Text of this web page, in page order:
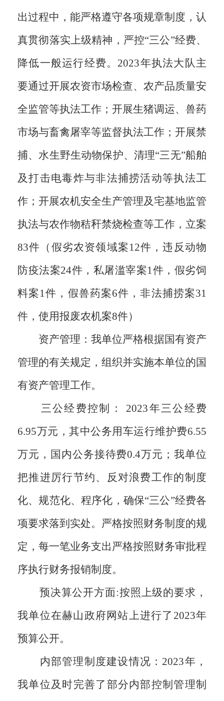
出过程中，能严格遵守各项规章制度，认
真贯彻落实上级精神，严控“三公”经费、
降低一般运行经费。2023年执法大队主
要通过开展农资市场检查、农产品质量安
全监管等执法工作；开展生猪调运、兽药
市场与畜禽屠宰等监督执法工作；开展禁
捕、水生野生动物保护、清理“三无”船舶
及打击电毒炸与非法捕捞活动等执法工
作；开展农机安全生产管理及宅基地监管
执法与农作物秸秆禁烧检查等工作，立案
83件（假劣农资领域案12件，违反动物
防疫法案24件，私屠滥宰案1件，假劣饲
料案1件，假兽药案6件，非法捕捞案31
件，使用报废农机案8件）
资产管理：我单位严格根据国有资产
管理的有关规定，组织并实施本单位的国
有资产管理工作。
三公经费控制： 2023年三公经费
6.95万元，其中公务用车运行维护费6.55
万元，国内公务接待费0.4万元；我单位
把推进厉行节约、反对浪费工作的制度
化、规范化、程序化，确保“三公”经费各
项要求落到实处。严格按照财务制度的规
定，每一笔业务支出严格按照财务审批程
序执行财务报销制度。
预决算公开方面:按照上级的要求，
我单位在赫山政府网站上进行了2023年
预算公开。
内部管理制度建设情况：2023年，
我单位及时完善了部分内部控制管理制